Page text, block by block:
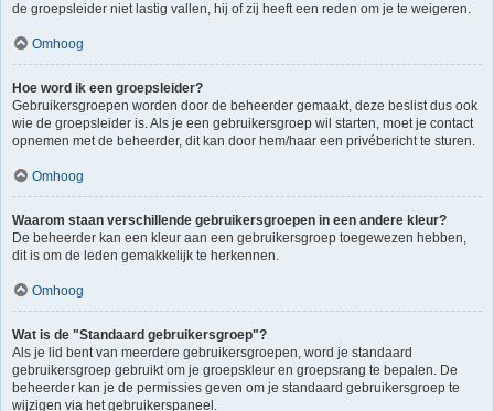
de groepsleider niet lastig vallen, hij of zij heeft een reden om je te weigeren.
Omhoog
Hoe word ik een groepsleider?
Gebruikersgroepen worden door de beheerder gemaakt, deze beslist dus ook
wie de groepsleider is. Als je een gebruikersgroep wil starten, moet je contact
opnemen met de beheerder, dit kan door hem/haar een privébericht te sturen.
Omhoog
Waarom staan verschillende gebruikersgroepen in een andere kleur?
De beheerder kan een kleur aan een gebruikersgroep toegewezen hebben,
dit is om de leden gemakkelijk te herkennen.
Omhoog
Wat is de "Standaard gebruikersgroep"?
Als je lid bent van meerdere gebruikersgroepen, word je standaard
gebruikersgroep gebruikt om je groepskleur en groepsrang te bepalen. De
beheerder kan je de permissies geven om je standaard gebruikersgroep te
wijzigen via het gebruikerspaneel.